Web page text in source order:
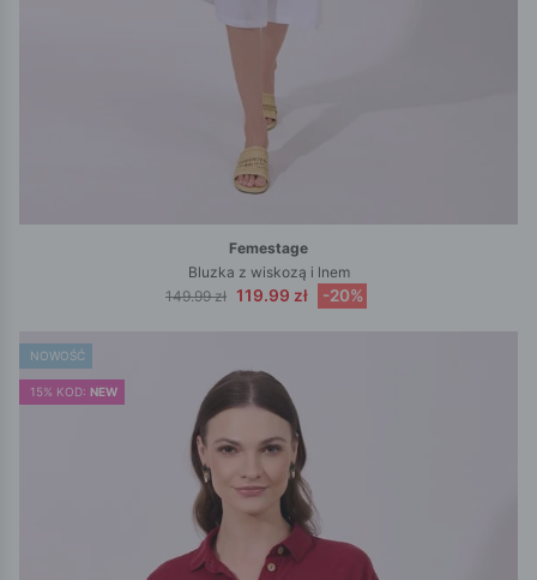
Femestage
Bluzka z wiskozą i lnem
149.99 zł 119.99 zł -20%
NOWOŚĆ
15% KOD: NEW